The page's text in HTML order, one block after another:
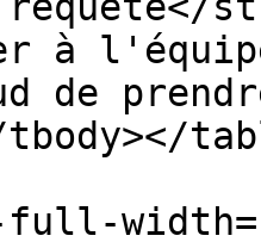
à
de